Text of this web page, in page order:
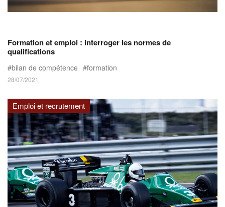
Formation et emploi : interroger les normes de
qualifications
bilan de compétence formation
28/07/2021
Emploi et recrutement